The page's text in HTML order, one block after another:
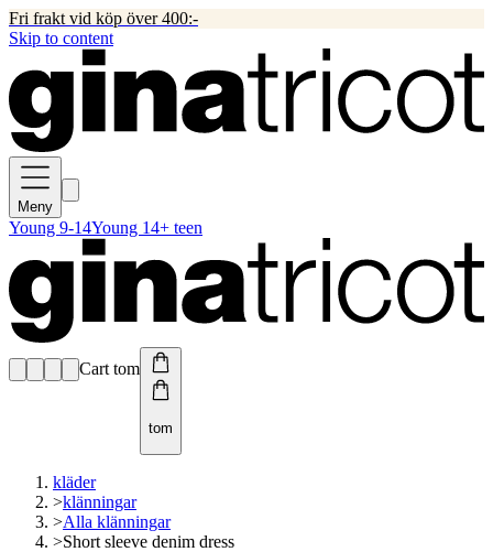
Fri frakt vid köp över 400:-
Skip to content
Meny
Young 9-14Young 14+ teen
Cart tom
tom
kläder
>klänningar
>Alla klänningar
>Short sleeve denim dress